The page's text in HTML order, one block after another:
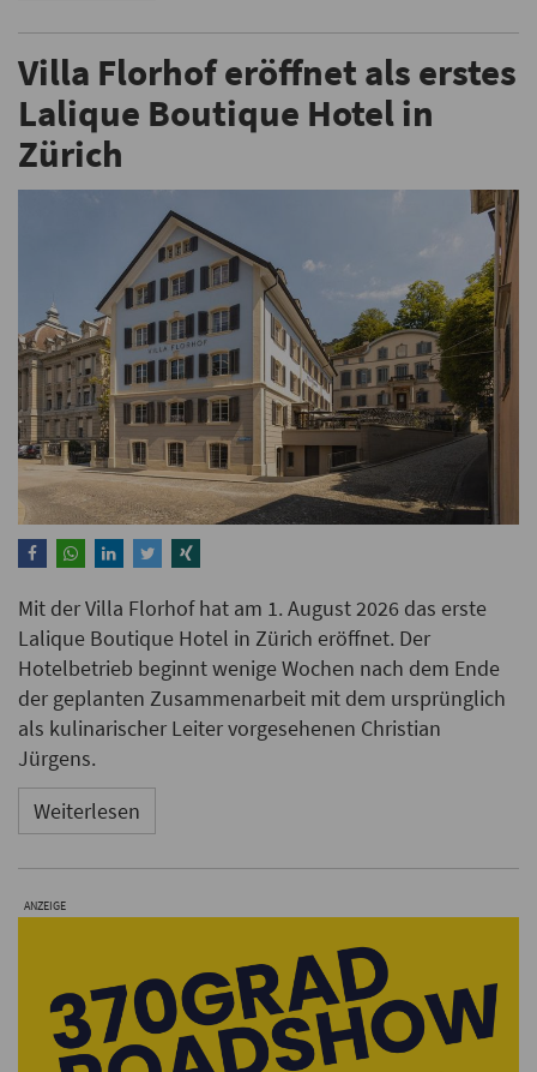
Villa Florhof eröffnet als erstes
Lalique Boutique Hotel in
Zürich
Mit der Villa Florhof hat am 1. August 2026 das erste
Lalique Boutique Hotel in Zürich eröffnet. Der
Hotelbetrieb beginnt wenige Wochen nach dem Ende
der geplanten Zusammenarbeit mit dem ursprünglich
als kulinarischer Leiter vorgesehenen Christian
Jürgens.
Weiterlesen
ANZEIGE